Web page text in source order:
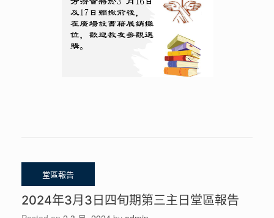
2024年3月3日四旬期第三主日堂區報告